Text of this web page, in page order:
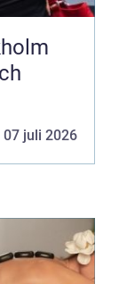
07 juli 2026